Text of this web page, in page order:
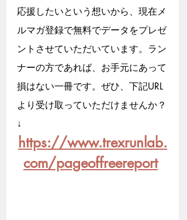
応援したいという想いから、現在メ
ルマガ登録で無料でデータをプレゼ
ントさせていただいています。ラン
ナーの方であれば、お手元にあって
損はない一冊です。ぜひ、下記URL
より受け取っていただけませんか？
↓
https://www.trexrunlab.
com/pageoffreereport